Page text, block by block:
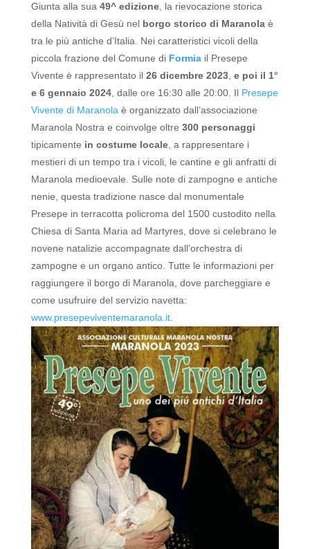
Giunta alla sua 49^ edizione, la rievocazione storica
della Natività di Gesù nel borgo storico di Maranolaè
tra le più antiche d’Italia. Nei caratteristici vicoli della
piccola frazione del Comune di Formiail Presepe
Vivente è rappresentato il 26 dicembre 2023, e poi il 1°
e 6 gennaio 2024, dalle ore 16:30 alle 20:00. Il Presepe
Vivente di Maranolaè organizzato dall’associazione
Maranola Nostra e coinvolge oltre 300 personaggi
tipicamente in costume locale, a rappresentare i
mestieri di un tempo tra i vicoli, le cantine e gli anfratti di
Maranola medioevale. Sulle note di zampogne e antiche
nenie, questa tradizione nasce dal monumentale
Presepe in terracotta policroma del 1500 custodito nella
Chiesa di Santa Maria ad Martyres, dove si celebrano le
novene natalizie accompagnate dall’orchestra di
zampogne e un organo antico. Tutte le informazioni per
raggiungere il borgo di Maranola, dove parcheggiare e
come usufruire del servizio navetta:
www.presepeviventemaranola.it.